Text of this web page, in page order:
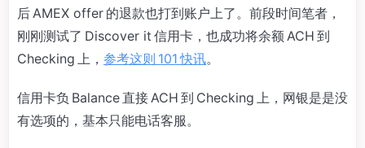
后 AMEX offer 的退款也打到账户上了。前段时间笔者，
刚刚测试了 Discover it 信用卡，也成功将余额 ACH 到
Checking 上， 参考这则 101 快讯。
信用卡负 Balance 直接 ACH 到 Checking 上，网银是是没
有选项的，基本只能电话客服。